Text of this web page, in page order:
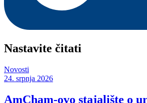
Nastavite čitati
Novosti
24. srpnja 2026
AmCham-ovo stajalište o